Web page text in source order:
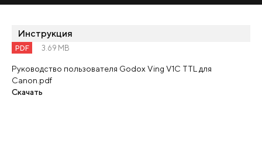
Инструкция
PDF 3.69 MB
Руководство пользователя Godox Ving V1C TTL для
Canon.pdf
Скачать